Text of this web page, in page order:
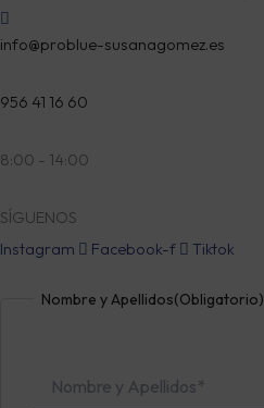
info@problue-susanagomez.es
956 41 16 60
8:00 - 14:00
SÍGUENOS
Instagram
Facebook-f Tiktok
Nombre y Apellidos(Obligatorio)
Nombre